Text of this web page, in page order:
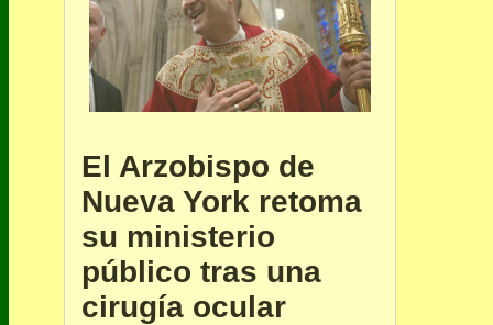
El Arzobispo de
Nueva York retoma
su ministerio
público tras una
cirugía ocular